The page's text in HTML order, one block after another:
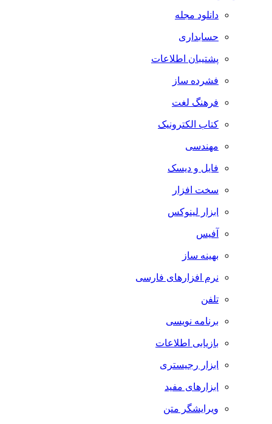
دانلود مجله
حسابداری
پشتیبان اطلاعات
فشرده ساز
فرهنگ لغت
کتاب الکترونیک
مهندسی
فایل و دیسک
سخت افزار
ابزار لینوکس
آفیس
بهینه ساز
نرم افزارهای فارسی
تلفن
برنامه نویسی
بازیابی اطلاعات
ابزار رجیستری
ابزارهای مفید
ویرایشگر متن